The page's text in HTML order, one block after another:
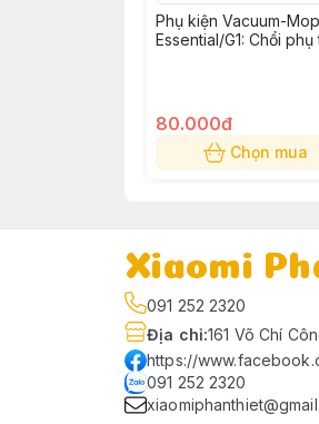
Phụ kiện Vacuum-Mop
Essential/G1: Chổi phụ
80.000đ
Chọn mua
Xiaomi
091 252 2320
Địa chỉ:161 Võ Chí
https://
091 252 2320